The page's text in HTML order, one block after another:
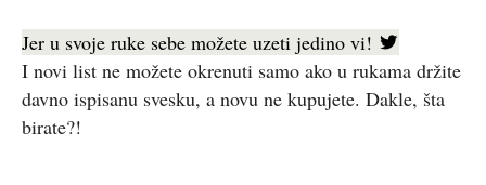
Jer u svoje ruke sebe možete uzeti jedino vi!
I novi list ne možete okrenuti samo ako u rukama držite
davno ispisanu svesku, a novu ne kupujete. Dakle, šta
birate?!